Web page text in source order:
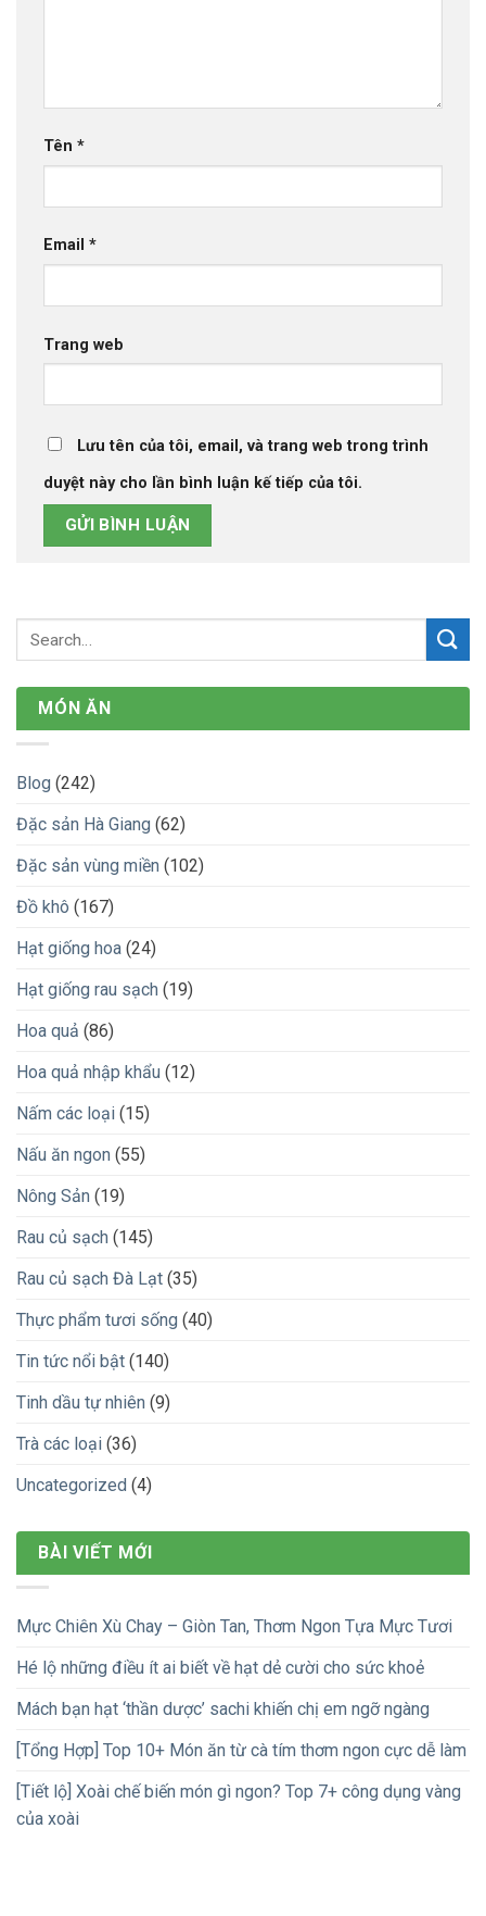
Tên *
Email *
Trang web
Lưu tên của tôi, email, và trang web trong trình
duyệt này cho lần bình luận kế tiếp của tôi.
MÓN ĂN
Blog (242)
Đặc sản Hà Giang (62)
Đặc sản vùng miền (102)
Đồ khô (167)
Hạt giống hoa (24)
Hạt giống rau sạch (19)
Hoa quả (86)
Hoa quả nhập khẩu (12)
Nấm các loại (15)
Nấu ăn ngon (55)
Nông Sản (19)
Rau củ sạch (145)
Rau củ sạch Đà Lạt (35)
Thực phẩm tươi sống (40)
Tin tức nổi bật (140)
Tinh dầu tự nhiên (9)
Trà các loại (36)
Uncategorized (4)
BÀI VIẾT MỚI
Mực Chiên Xù Chay – Giòn Tan, Thơm Ngon Tựa Mực Tươi
Hé lộ những điều ít ai biết về hạt dẻ cười cho sức khoẻ
Mách bạn hạt ‘thần dược’ sachi khiến chị em ngỡ ngàng
[Tổng Hợp] Top 10+ Món ăn từ cà tím thơm ngon cực dễ làm
[Tiết lộ] Xoài chế biến món gì ngon? Top 7+ công dụng vàng
của xoài